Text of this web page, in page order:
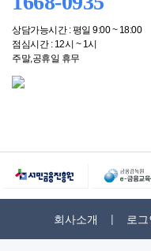
상담가능시간 : 평일 9:00 ~ 18:00
점심시간 : 12시 ~ 1시
주말,공휴일 휴무
회사소개 로그